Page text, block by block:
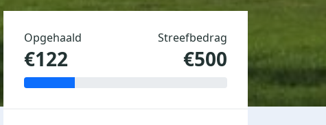
Opgehaald
€122
Streefbedrag
€500